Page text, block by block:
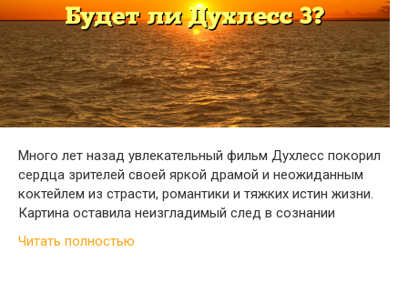
Много лет назад увлекательный фильм Духлесс покорил
сердца зрителей своей яркой драмой и неожиданным
коктейлем из страсти, романтики и тяжких истин жизни.
Картина оставила неизгладимый след в сознании
Читать полностью